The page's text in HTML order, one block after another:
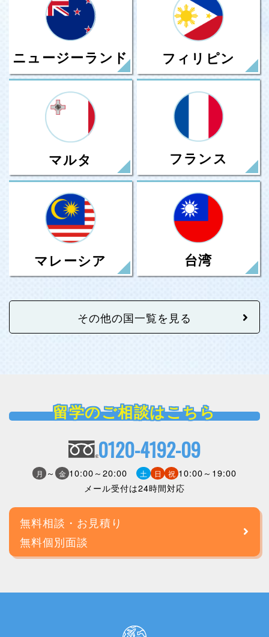
ニュージーランド フィリピン
マルタ フランス
マレーシア 台湾
その他の国一覧を見る
留学のご相談はこちら
0120-4192-09
月 ～ 金 10:00～20:00 土 日 祝 10:00～19:00
メール受付は24時間対応
無料相談・お見積り
無料個別面談